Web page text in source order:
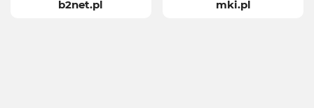
b2net.pl mki.pl